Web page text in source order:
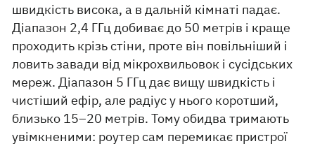
швидкість висока, а в дальній кімнаті падає.
Діапазон 2,4 ГГц добиває до 50 метрів і краще
проходить крізь стіни, проте він повільніший і
ловить завади від мікрохвильовок і сусідських
мереж. Діапазон 5 ГГц дає вищу швидкість і
чистіший ефір, але радіус у нього коротший,
близько 15–20 метрів. Тому обидва тримають
увімкненими: роутер сам перемикає пристрої